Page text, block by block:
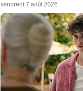
vendredi 7 août 2026